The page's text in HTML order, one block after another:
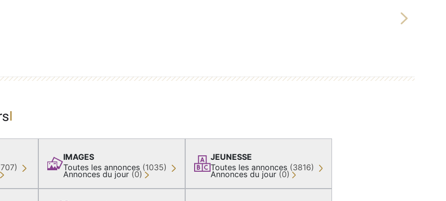
Next
IMAGES
Toutes les annonces (1035)
Annonces du jour (0)
JEUNESSE
Toutes les annonces (3816)
Annonces du jour (0)